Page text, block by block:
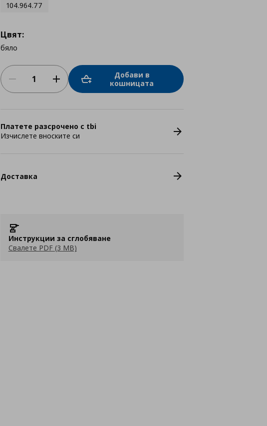
104.964.77
Цвят:
бяло
Добави в
кошницата
Платете разсрочено с tbi
Изчислете вноските си
Доставка
Инструкции за сглобяване
Свалете PDF (3 MB)